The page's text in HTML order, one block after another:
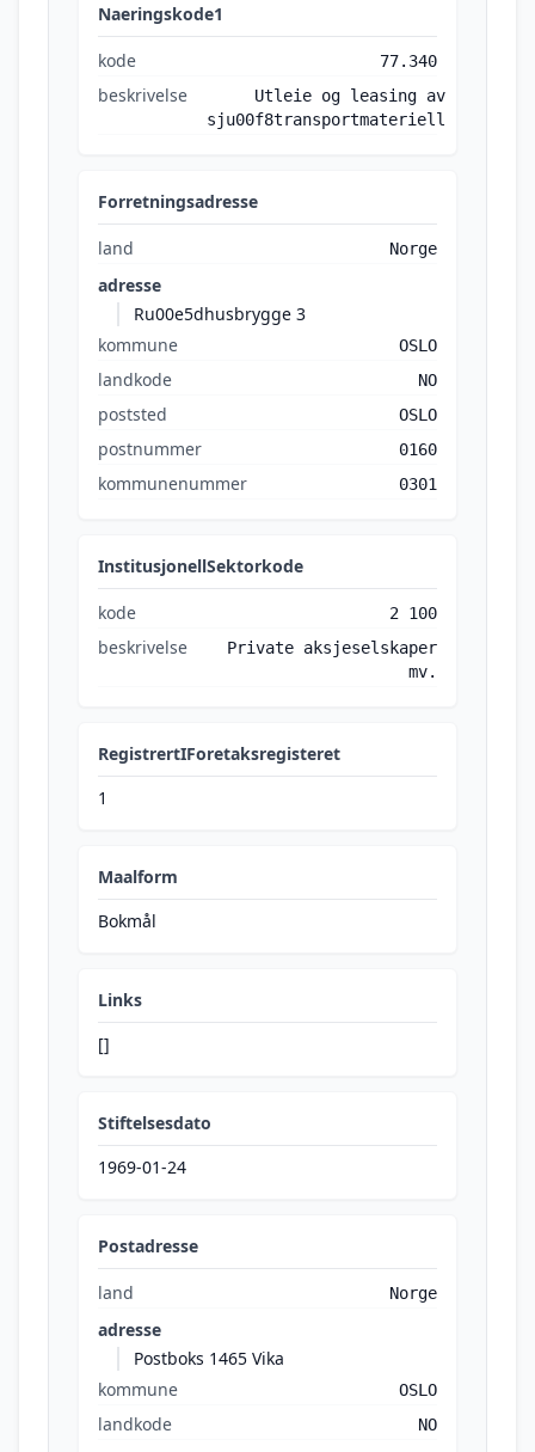
Naeringskode1
kode 77.340
beskrivelse
Utleie og leasing av
sju00f8transportmateriell
Forretningsadresse
land Norge
adresse
Ru00e5dhusbrygge 3
kommune
OSLO
landkode NO
poststed OSLO
postnummer 0160
kommunenummer 0301
InstitusjonellSektorkode
kode 2 100
beskrivelse
Private aksjeselskaper
mv.
RegistrertIForetaksregisteret
1
Maalform
Bokmål
Links
[]
Stiftelsesdato
1969-01-24
Postadresse
land Norge
adresse
Postboks 1465 Vika
kommune
OSLO
landkode NO